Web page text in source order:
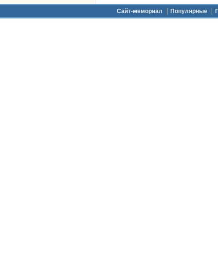
Сайт-мемориал Популярные